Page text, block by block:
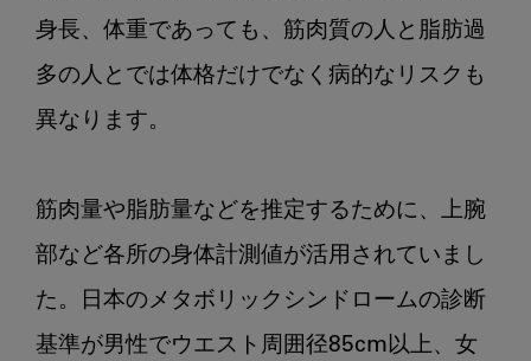
身長、体重であっても、筋肉質の人と脂肪過
多の人とでは体格だけでなく病的なリスクも
異なります。
筋肉量や脂肪量などを推定するために、上腕
部など各所の身体計測値が活用されていまし
た。日本のメタボリックシンドロームの診断
基準が男性でウエスト周囲径85cm以上、女